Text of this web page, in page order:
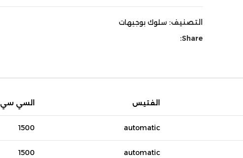
التصنيف: سلوك بوجيهات
Share:
الفتيس السي سي
automatic
1500
automatic
1500